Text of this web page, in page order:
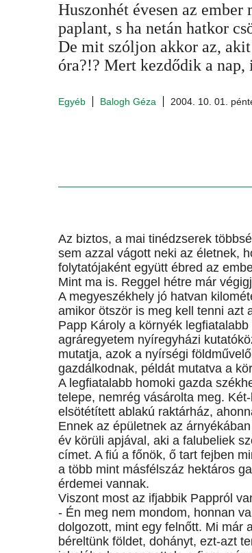
Huszonhét évesen az ember
paplant, s ha netán hatkor
De mit szóljon akkor az,
óra?!? Mert kezdődik a nap,
Egyéb Balogh Géza 2004. 10. 01.
Az biztos, a mai tinédzserek
sem azzal vágott neki az életnek,
folytatójaként együtt ébred az
Mint ma is. Reggel hétre már
A megyeszékhely jó hatvan
amikor ötször is meg kell tenni azt
Papp Károly a környék
agráregyetem nyíregyházi
mutatja, azok a nyírségi
gazdálkodnak, példát mutatva a
A legfiatalabb homoki gazda
telepe, nemrég vásárolta meg.
elsötétített ablakú raktárház,
Ennek az épületnek az
év körüli apjával, aki a falubeliek
címet. A fiú a főnök, ő tart fejben
a több mint másfélszáz hektáros
érdemei vannak.
Viszont most az ifjabbik Pappról
- Én meg nem mondom, honnan
dolgozott, mint egy felnőtt. Mi már
béreltünk földet, dohányt, ezt-azt